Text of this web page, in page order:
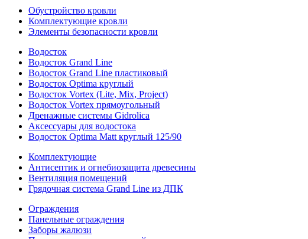
Обустройство кровли
Комплектующие кровли
Элементы безопасности кровли
Водосток
Водосток Grand Line
Водосток Grand Line пластиковый
Водосток Optima круглый
Водосток Vortex (Lite, Mix, Project)
Водосток Vortex прямоугольный
Дренажные системы Gidrolica
Аксессуары для водостока
Водосток Optima Matt круглый 125/90
Комплектующие
Антисептик и огнебиозащита древесины
Вентиляция помещений
Грядочная система Grand Line из ДПК
Ограждения
Панельные ограждения
Заборы жалюзи